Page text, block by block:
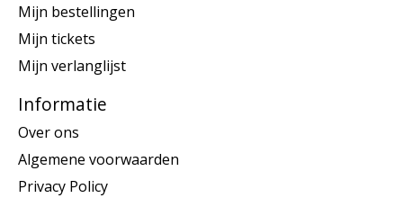
Mijn bestellingen
Mijn tickets
Mijn verlanglijst
Informatie
Over ons
Algemene voorwaarden
Privacy Policy